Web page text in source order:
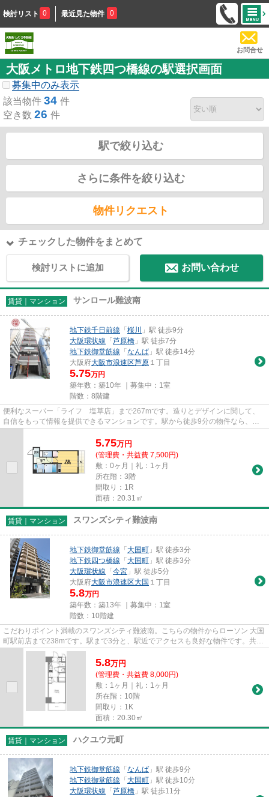
検討リスト 0 最近見た物件 0
お問合せ
大阪メトロ地下鉄四つ橋線の駅選択画面
募集中のみ表示
該当物件 34 件
空き数 26 件
駅で絞り込む
さらに条件を絞り込む
物件リクエスト
チェックした物件をまとめて
検討リストに追加 お問い合わせ
賃貸｜マンション サンロール難波南
地下鉄千日前線 「 桜川
」駅 徒歩9分
大阪環状線 「 芦原橋 」駅 徒歩7分
地下鉄御堂筋線 「 なんば 」駅 徒歩14分
大阪府大阪市浪速区芦原 １丁目
5.75万円
築年数：築10年 ｜募集中： 1室
階数：8階建
便利なスーパー「ライフ 塩草店」まで267mです。造りとデザインに関して、
自信をもって情報を提供できるマンションです。駅から徒歩9分の物件なら、駅
5.75万円
(管理費・共益費 7,500円)
敷：0ヶ月｜礼：1ヶ月
所在階：3階
間取り：1R
面積：20.31㎡
賃貸｜マンション スワンズシティ難波南
地下鉄御堂筋線 「 大国町 」駅 徒歩3分
地下鉄四つ橋線 「 大国町 」駅 徒歩3分
大阪環状線 「 今宮 」駅 徒歩5分
大阪府大阪市浪速区大国 １丁目
5.8万円
築年数：築13年 ｜募集中： 1室
階数：10階建
こだわりポイント満載のスワンズシティ難波南。こちらの物件からローソン 大国
町駅前店まで238mです。駅まで3分と、駅近でアクセスも良好な物件です。共用
部には敷地内ごみ置き場・エ...
5.8万円
(管理費・共益費 8,000円)
敷：1ヶ月｜礼：1ヶ月
所在階：10階
間取り：1K
面積：20.30㎡
賃貸｜マンション ハクユウ元町
地下鉄御堂筋線 「 なんば 」駅 徒歩9分
地下鉄御堂筋線 「 大国町 」駅 徒歩10分
大阪環状線 「 芦原橋 」駅 徒歩11分